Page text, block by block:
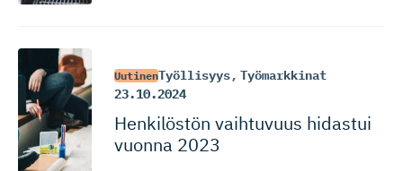
UutinenTyöllisyys, Työmarkkinat
23.10.2024
Henkilöstön vaihtuvuus hidastui
vuonna 2023